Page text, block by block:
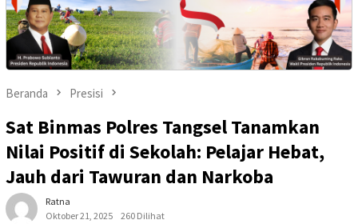
Beranda Presisi
Sat Binmas Polres Tangsel Tanamkan
Nilai Positif di Sekolah: Pelajar Hebat,
Jauh dari Tawuran dan Narkoba
Ratna
Oktober 21, 2025
260 Dilihat